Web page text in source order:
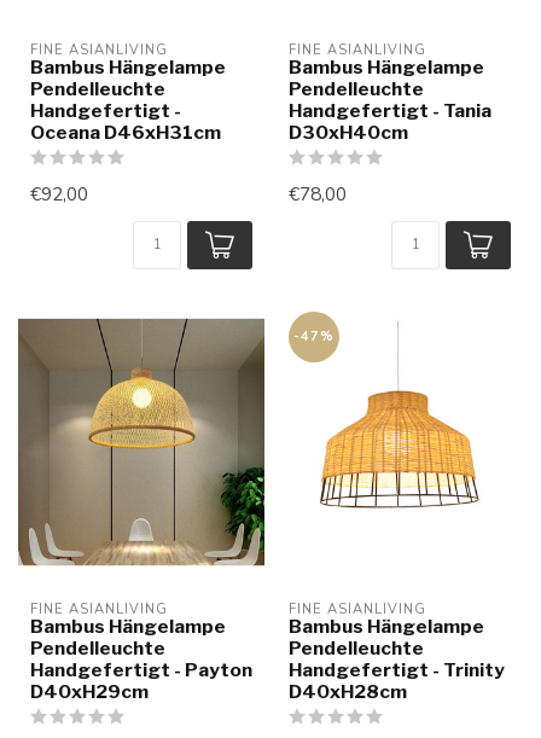
FINE ASIANLIVING
Bambus Hängelampe
Pendelleuchte
Handgefertigt -
Oceana D46xH31cm
€92,00
FINE ASIANLIVING
Bambus Hängelampe
Pendelleuchte
Handgefertigt - Tania
D30xH40cm
€78,00
FINE ASIANLIVING
Bambus Hängelampe
Pendelleuchte
Handgefertigt - Payton
D40xH29cm
-47%
FINE ASIANLIVING
Bambus Hängelampe
Pendelleuchte
Handgefertigt - Trinity
D40xH28cm